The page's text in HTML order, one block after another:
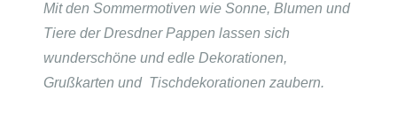
Mit den Sommermotiven wie Sonne, Blumen und
Tiere der Dresdner Pappen lassen sich
wunderschöne und edle Dekorationen,
Grußkarten und Tischdekorationen zaubern.